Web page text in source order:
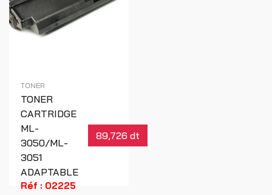
TONER
TONER
CARTRIDGE
ML-
3050/ML-
3051
ADAPTABLE
89,726 dt
Réf : 02225